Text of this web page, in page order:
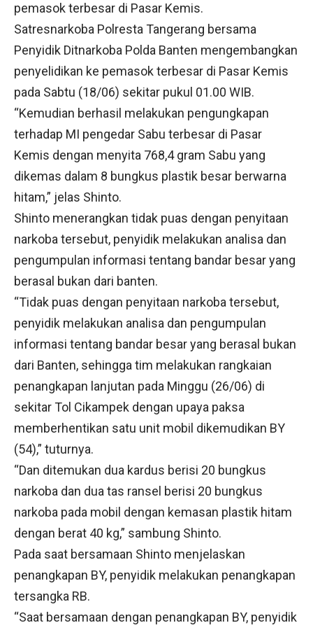
pemasok terbesar di Pasar Kemis.
Satresnarkoba Polresta Tangerang bersama
Penyidik Ditnarkoba Polda Banten mengembangkan
penyelidikan ke pemasok terbesar di Pasar Kemis
pada Sabtu (18/06) sekitar pukul 01.00 WIB.
“Kemudian berhasil melakukan pengungkapan
terhadap MI pengedar Sabu terbesar di Pasar
Kemis dengan menyita 768,4 gram Sabu yang
dikemas dalam 8 bungkus plastik besar berwarna
hitam,” jelas Shinto.
Shinto menerangkan tidak puas dengan penyitaan
narkoba tersebut, penyidik melakukan analisa dan
pengumpulan informasi tentang bandar besar yang
berasal bukan dari banten.
“Tidak puas dengan penyitaan narkoba tersebut,
penyidik melakukan analisa dan pengumpulan
informasi tentang bandar besar yang berasal bukan
dari Banten, sehingga tim melakukan rangkaian
penangkapan lanjutan pada Minggu (26/06) di
sekitar Tol Cikampek dengan upaya paksa
memberhentikan satu unit mobil dikemudikan BY
(54),” tuturnya.
“Dan ditemukan dua kardus berisi 20 bungkus
narkoba dan dua tas ransel berisi 20 bungkus
narkoba pada mobil dengan kemasan plastik hitam
dengan berat 40 kg,” sambung Shinto.
Pada saat bersamaan Shinto menjelaskan
penangkapan BY, penyidik melakukan penangkapan
tersangka RB.
“Saat bersamaan dengan penangkapan BY, penyidik